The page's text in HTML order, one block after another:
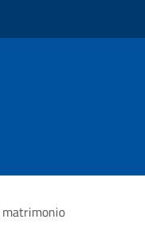
matrimonio